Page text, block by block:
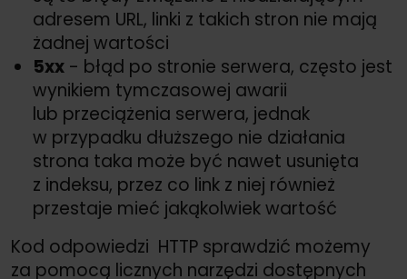
adresem URL, linki z takich stron nie mają
żadnej wartości
5xx - błąd po stronie serwera, często jest
wynikiem tymczasowej awarii
lub przeciążenia serwera, jednak
w przypadku dłuższego nie działania
strona taka może być nawet usunięta
z indeksu, przez co link z niej również
przestaje mieć jakąkolwiek wartość
Kod odpowiedzi HTTP sprawdzić możemy
za pomocą licznych narzędzi dostępnych